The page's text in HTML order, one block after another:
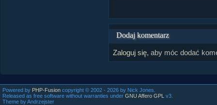
Dodaj komentarz
Zaloguj się, aby móc dodać
Powered by PHP-Fusion copyright © 2002 - 2026 by Nick Jones.
Released as free software without warranties under GNU Affero GPL v3.
Theme by Andrzejster